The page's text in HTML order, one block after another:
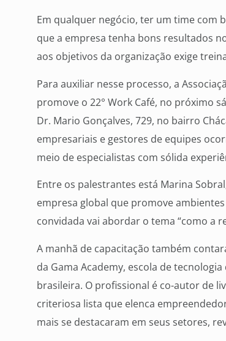
Em qualquer negócio, ter um time com
que a empresa tenha bons resultados
aos objetivos da organização exige
Para auxiliar nesse processo, a
promove o 22° Work Café, no próximo
Dr. Mario Gonçalves, 729, no bairro
empresariais e gestores de equipes
meio de especialistas com sólida
Entre os palestrantes está Marina
empresa global que promove
convidada vai abordar o tema “como a
A manhã de capacitação também
da Gama Academy, escola de
brasileira. O profissional é co-autor de
criteriosa lista que elenca
mais se destacaram em seus setores,